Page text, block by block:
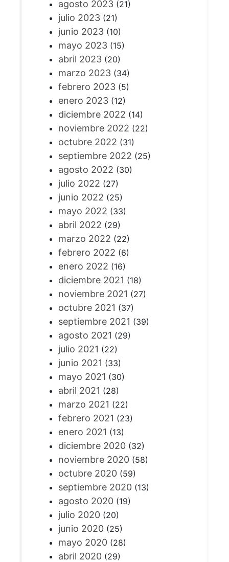
agosto 2023(21)
julio 2023(21)
junio 2023(10)
mayo 2023(15)
abril 2023(20)
marzo 2023(34)
febrero 2023(5)
enero 2023(12)
diciembre 2022 (14)
noviembre 2022 (22)
octubre 2022 (31)
septiembre 2022 (25)
agosto 2022 (30)
julio 2022 (27)
junio 2022 (25)
mayo 2022 (33)
abril 2022 (29)
marzo 2022 (22)
febrero 2022 (6)
enero 2022 (16)
diciembre 2021 (18)
noviembre 2021 (27)
octubre 2021 (37)
septiembre 2021 (39)
agosto 2021 (29)
julio 2021 (22)
junio 2021 (33)
mayo 2021 (30)
abril 2021 (28)
marzo 2021 (22)
febrero 2021 (23)
enero 2021 (13)
diciembre 2020(32)
noviembre 2020(58)
octubre 2020(59)
septiembre 2020(13)
agosto 2020(19)
julio 2020(20)
junio 2020(25)
mayo 2020(28)
abril 2020(29)